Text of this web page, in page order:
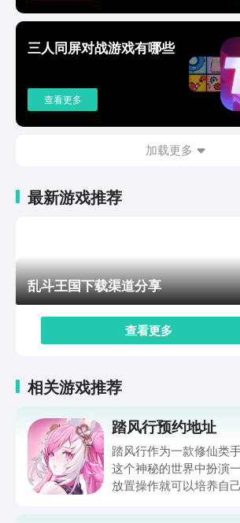
他修士的切磋中不断提升自己的战斗技
是，玩家既可以在游戏里独自修炼，也能
炼，因为本作是非常注重社交互动，玩
与其他仙盟进行对决，甚至同仙盟内的
传授功法。因为游戏的日常任务和限时
均每天只需不到半小时，非常适合忙碌的
家。对于只是想要放松身心的小伙伴来
兴趣的话，可以按照踏风行下载入口介
三人同屏对战游戏有哪些
查看更多
加载更多
最新游戏推荐
乱斗王国下载渠道分享
查看更多
相关游戏推荐
踏风行预约地址
踏风行作为一款修仙类
这个神秘的世界中扮演
放置操作就可以培养自